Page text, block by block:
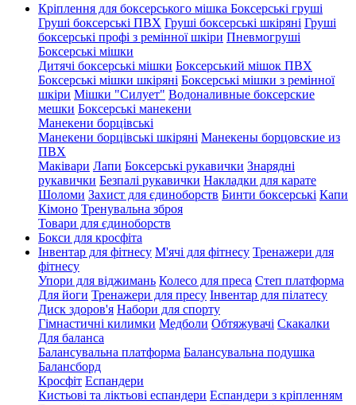
Кріплення для боксерського мішка Боксерські груші
Груші боксерські ПВХ Груші боксерські шкіряні Груші
боксерські профі з ремінної шкіри Пневмогруші
Боксерські мішки
Дитячі боксерські мішки Боксерський мішок ПВХ
Боксерські мішки шкіряні Боксерські мішки з ремінної
шкіри Мішки "Силует" Водоналивные боксерские
мешки Боксерські манекени
Манекени борцівські
Манекени борцівські шкіряні Манекены борцовские из
ПВХ
Маківари Лапи Боксерські рукавички Знарядні
рукавички Безпалі рукавички Накладки для карате
Шоломи Захист для єдиноборств Бинти боксерські Капи
Кімоно Тренувальна зброя
Товари для єдиноборств
Бокси для кросфіта
Інвентар для фітнесу М'ячі для фітнесу Тренажери для
фітнесу
Упори для віджимань Колесо для преса Степ платформа
Для йоги Тренажери для пресу Інвентар для пілатесу
Диск здоров'я Набори для спорту
Гімнастичні килимки Медболи Обтяжувачі Скакалки
Для баланса
Балансувальна платформа Балансувальна подушка
Балансборд
Кросфіт Еспандери
Кистьові та ліктьові еспандери Еспандери з кріпленням